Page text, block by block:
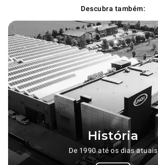
Descubra também:
História
De 1990 até os dias atuais